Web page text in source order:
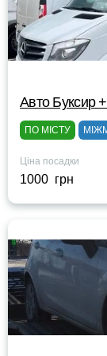
Авто Буксир
ПО МІСТУ
Ціна посадки
1000 грн